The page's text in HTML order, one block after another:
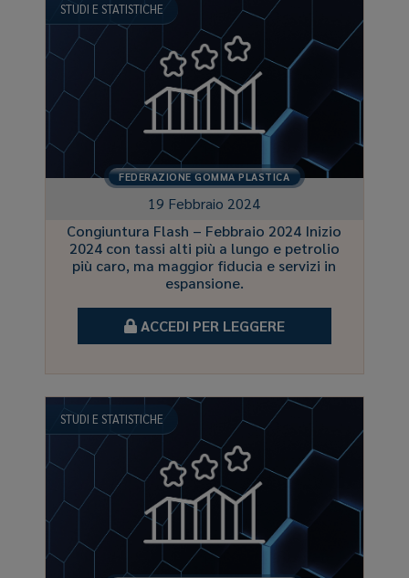
STUDI E STATISTICHE
FEDERAZIONE GOMMA PLASTICA
19 Febbraio 2024
Congiuntura Flash – Febbraio 2024 Inizio
2024 con tassi alti più a lungo e petrolio
più caro, ma maggior fiducia e servizi in
espansione.
ACCEDI PER LEGGERE
STUDI E STATISTICHE